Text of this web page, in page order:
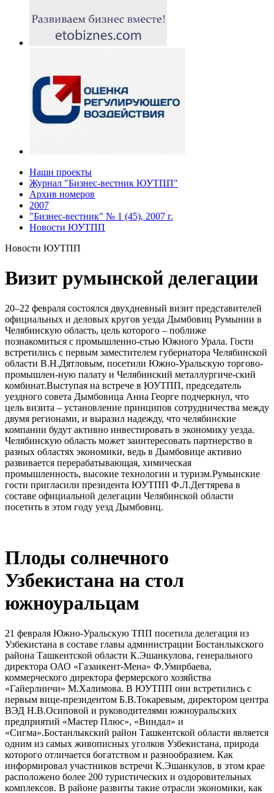
Наши проекты
Журнал "Бизнес-вестник ЮУТПП"
Архив номеров
2007
"Бизнес-вестник" № 1 (45), 2007 г.
Новости ЮУТПП
Новости ЮУТПП
Визит румынской делегации
20–22 февраля состоялся двухдневный визит представителей
официальных и деловых кругов уезда Дымбовиц Румынии в
Челябинскую область, цель которого – поближе
познакомиться с промышленно-стью Южного Урала. Гости
встретились с первым заместителем губернатора Челябинской
области В.Н.Дятловым, посетили Южно-Уральскую торгово-
промышлен-ную палату и Челябинский металлургиче-ский
комбинат.Выступая на встрече в ЮУТПП, председатель
уездного совета Дымбовица Анна Георге подчеркнул, что
цель визита – установление принципов сотрудничества между
двумя регионами, и выразил надежду, что челябинские
компании будут активно инвестировать в экономику уезда.
Челябинскую область может заинтересовать партнерство в
разных областях экономики, ведь в Дымбовице активно
развивается перерабатывающая, химическая
промышленность, высокие технологии и туризм.Румынские
гости пригласили президента ЮУТПП Ф.Л.Дегтярева в
составе официальной делегации Челябинской области
посетить в этом году уезд Дымбовиц.
Плоды солнечного
Узбекистана на стол
южноуральцам
21 февраля Южно-Уральскую ТПП посетила делегация из
Узбекистана в составе главы администрации Бостанлыкского
района Ташкентской области К.Эшанкулова, генерального
директора ОАО «Газанкент-Мена» Ф.Умирбаева,
коммерческого директора фермерского хозяйства
«Гайерлинчи» М.Халимова. В ЮУТПП они встретились с
первым вице-президентом Б.В.Токаревым, директором центра
ВЭД Н.В.Осиповой и руководителями южноуральских
предприятий «Мастер Плюс», «Виндал» и
«Сигма».Бостанлыкский район Ташкентской области является
одним из самых живописных уголков Узбекистана, природа
которого отличается богатством и разнообразием. Как
информировал участников встречи К.Эшанкулов, в этом крае
расположено более 200 туристических и оздоровительных
комплексов. В районе развиты такие отрасли экономики, как